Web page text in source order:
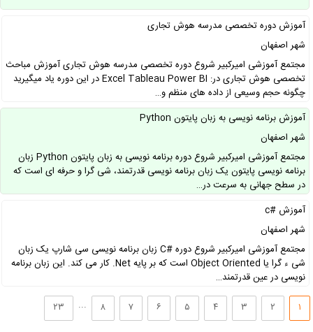
آموزش دوره تخصصی مدرسه هوش تجاری
شهر اصفهان
مجتمع آموزشی امیرکبیر شروع دوره تخصصی مدرسه هوش تجاری آموزش مباحث
تخصصی هوش تجاری در: Excel Tableau Power BI در این دوره یاد میگیرید
چگونه حجم وسیعی از داده های منظم و…
آموزش برنامه نویسی به زبان پایتون Python
شهر اصفهان
مجتمع آموزشی امیرکبیر شروع دوره برنامه نویسی به زبان پایتون Python زبان
برنامه نویسی پایتون یک زبان برنامه نویسی قدرتمند، شی گرا و حرفه ای است که
در سطح جهانی به سرعت در…
آموزش #c
شهر اصفهان
مجتمع آموزشی امیرکبیر شروع دوره #C زبان برنامه نویسی سی شارپ یک زبان
شی ء گرا یا Object Oriented است که بر پایه Net. کار می کند. این زبان برنامه
نویسی در عین قدرتمند…
۲ ۳ ۴ ۵ ۶ ۷ ۸ ... ۲۳